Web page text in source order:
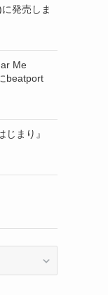
発売しま
Me
beatport
まり』